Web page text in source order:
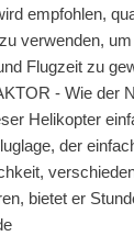
empfohlen,
verwenden,
Flugzeit zu
- Wie der
Helikopter
der
bietet er